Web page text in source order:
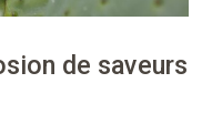
de saveurs